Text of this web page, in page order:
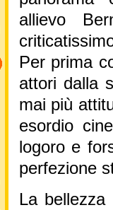
allievo
Per prima
attori dalla
mai più
esordio
logoro e
perfezione
La